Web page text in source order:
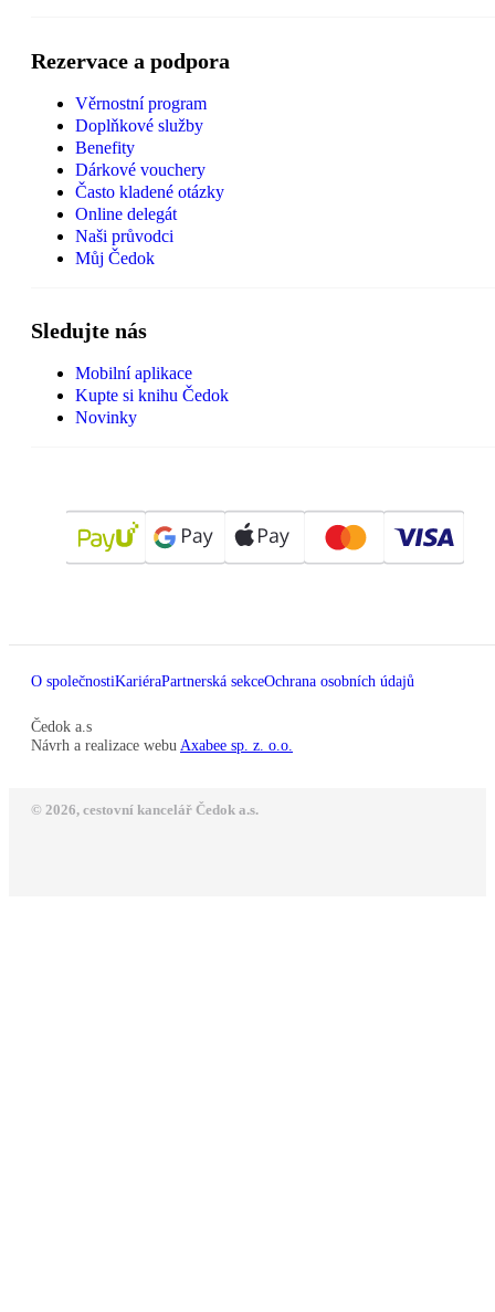
Rezervace a podpora
Věrnostní program
Doplňkové služby
Benefity
Dárkové vouchery
Často kladené otázky
Online delegát
Naši průvodci
Můj Čedok
Sledujte nás
Mobilní aplikace
Kupte si knihu Čedok
Novinky
O společnostiKariéraPartnerská sekceOchrana osobních údajů
Čedok a.s
Návrh a realizace webu Axabee sp. z. o.o.
© 2026, cestovní kancelář Čedok a.s.